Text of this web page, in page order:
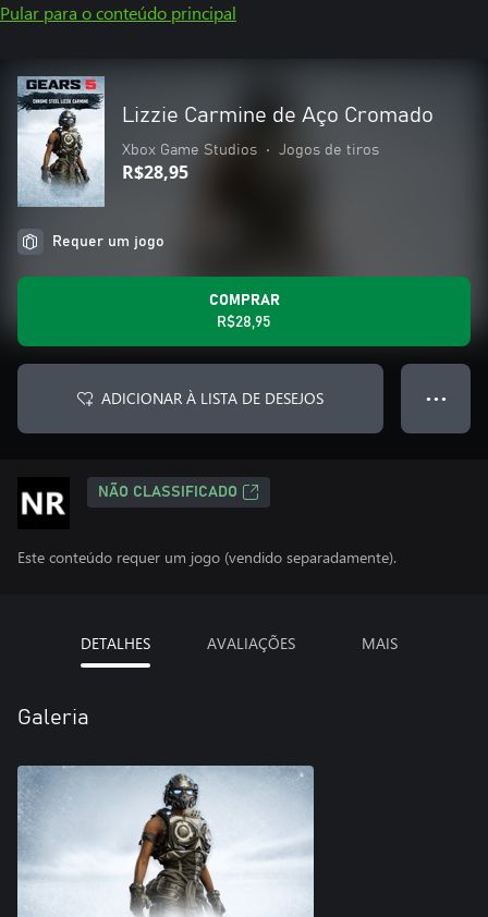
Pular para o conteúdo principal
Lizzie Carmine de Aço Cromado
Xbox Game Studios • Jogos de tiros
R$28,95
Requer um jogo
COMPRAR
R$28,95
ADICIONAR À LISTA DE DESEJOS ● ● ●
NÃO CLASSIFICADO
Este conteúdo requer um jogo (vendido separadamente).
DETALHES AVALIAÇÕES MAIS
Galeria